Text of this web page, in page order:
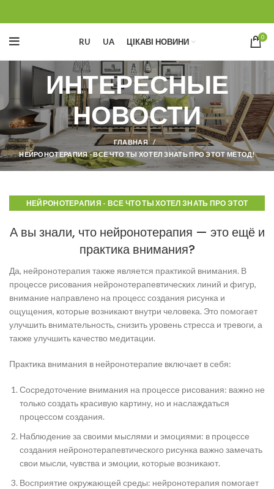
RU UA ЦІКАВІ НОВИНИ 0
ИНТЕРЕСНЫЕ
НОВОСТИ
ГЛАВНАЯ
НЕЙРОНОТЕРАПИЯ - ВСЕ ЧТО ТЫ ХОТЕЛ ЗНАТЬ ПРО ЭТОТ МЕТОД!
НЕЙРОНОТЕРАПИЯ - ВСЕ ЧТО ТЫ ХОТЕЛ ЗНАТЬ ПРО ЭТОТ
А вы знали, что нейронотерапия — это ещё и
практика внимания?
Да, нейронотерапия также является практикой внимания. В
процессе рисования нейронотерапевтических линий и фигур,
внимание направлено на процесс создания рисунка и
ощущения, которые возникают внутри человека. Это помогает
улучшить внимательность, снизить уровень стресса и тревоги, а
также улучшить качество медитации.
Практика внимания в нейронотерапие включает в себя:
Сосредоточение внимания на процессе рисования: важно не
только создать красивую картину, но и наслаждаться
процессом создания.
Наблюдение за своими мыслями и эмоциями: в процессе
создания нейронотерапевтического рисунка важно замечать
свои мысли, чувства и эмоции, которые возникают.
Восприятие окружающей среды: нейронотерапия помогает